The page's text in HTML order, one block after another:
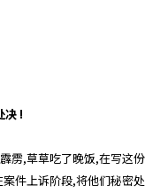
决 !
雳,草草吃了晚饭,在写这份
件上诉阶段,将他们秘密处